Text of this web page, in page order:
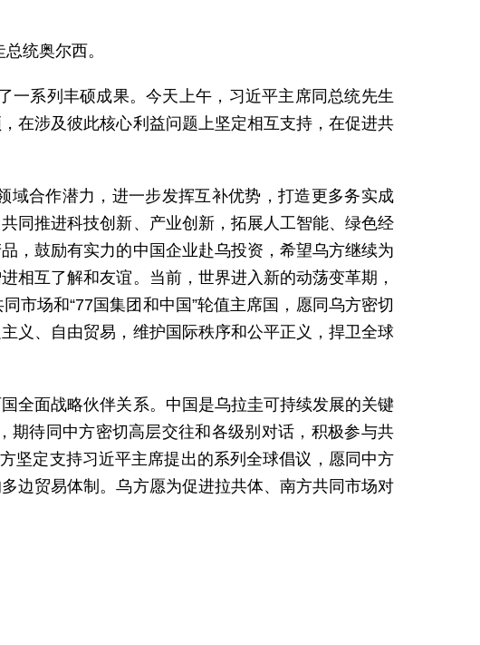
统奥尔西。
一系列丰硕成果。今天上午，习近平主席同总统先生
在涉及彼此核心利益问题上坚定相互支持，在促进共
合作潜力，进一步发挥互补优势，打造更多务实成
同推进科技创新、产业创新，拓展人工智能、绿色经
，鼓励有实力的中国企业赴乌投资，希望乌方继续为
相互了解和友谊。当前，世界进入新的动荡变革期，
市场和“77国集团和中国”轮值主席国，愿同乌方密切
义、自由贸易，维护国际秩序和公平正义，捍卫全球
全面战略伙伴关系。中国是乌拉圭可持续发展的关键
期待同中方密切高层交往和各级别对话，积极参与共
坚定支持习近平主席提出的系列全球倡议，愿同中方
边贸易体制。乌方愿为促进拉共体、南方共同市场对